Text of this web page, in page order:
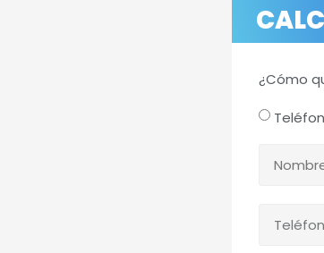
¿Cómo